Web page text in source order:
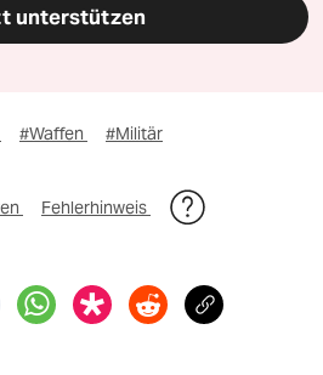
unterstützen
#Waffen #Militär
Fehlerhinweis